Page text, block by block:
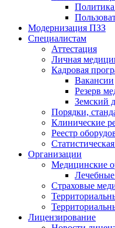
Модернизация ПЗЗ
Специалистам
Аттестация
Личная
Кадровая
Вакансии
Резерв
Земский
Порядки,
Клинические
Реестр
Организации
Медицинские
Страховые
Лицензирование